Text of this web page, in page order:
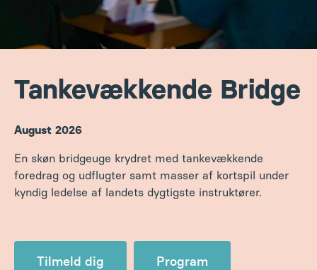
Tankevækkende Bridge
August 2026
En skøn bridgeuge krydret med tankevækkende
foredrag og udflugter samt masser af kortspil under
kyndig ledelse af landets dygtigste instruktører.
Tilmeld dig Program